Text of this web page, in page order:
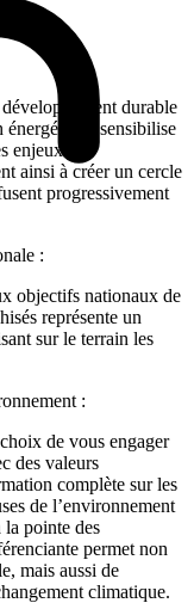
durable
énergétique sensibilise
enjeux
ainsi à créer un cercle
progressivement
:
objectifs nationaux de
représente un
sur le terrain les
:
choix de vous engager
des valeurs
complète sur les
de l’environnement
la pointe des
permet non
mais aussi de
climatique.